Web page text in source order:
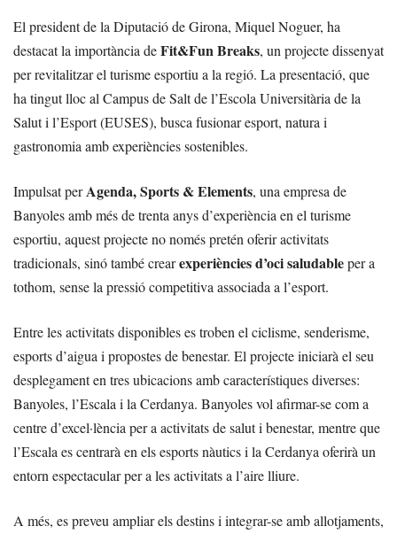
El president de la Diputació de Girona, Miquel Noguer, ha
destacat la importància deFit&Fun Breaks, un projecte dissenyat
per revitalitzar el turisme esportiu a la regió. La presentació, que
ha tingut lloc al Campus de Salt de l’Escola Universitària de la
Salut i l’Esport (EUSES), busca fusionar esport, natura i
gastronomia amb experiències sostenibles.
Impulsat perAgenda, Sports & Elements, una empresa de
Banyoles amb més de trenta anys d’experiència en el turisme
esportiu, aquest projecte no només pretén oferir activitats
tradicionals, sinó també crearexperiències d’oci saludableper a
tothom, sense la pressió competitiva associada a l’esport.
Entre les activitats disponibles es troben el ciclisme, senderisme,
esports d’aigua i propostes de benestar. El projecte iniciarà el seu
desplegament en tres ubicacions amb característiques diverses:
Banyoles, l’Escala i la Cerdanya. Banyoles vol afirmar-se com a
centre d’excel·lència per a activitats de salut i benestar, mentre que
l’Escala es centrarà en els esports nàutics i la Cerdanya oferirà un
entorn espectacular per a les activitats a l’aire lliure.
A més, es preveu ampliar els destins i integrar-se amb allotjaments,